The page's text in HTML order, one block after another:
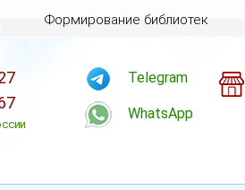
Формирование библиотек
Telegram
WhatsApp